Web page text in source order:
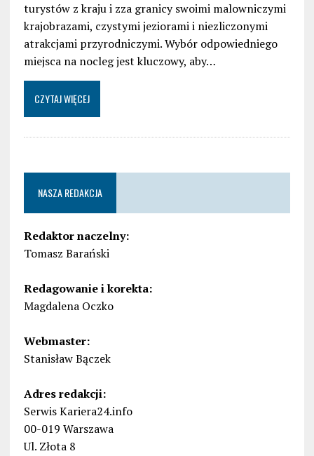
turystów z kraju i zza granicy swoimi malowniczymi
krajobrazami, czystymi jeziorami i niezliczonymi
atrakcjami przyrodniczymi. Wybór odpowiedniego
miejsca na nocleg jest kluczowy, aby…
CZYTAJ WIĘCEJ
NASZA REDAKCJA
Redaktor naczelny:
Tomasz Barański
Redagowanie i korekta:
Magdalena Oczko
Webmaster:
Stanisław Bączek
Adres redakcji:
Serwis Kariera24.info
00-019 Warszawa
Ul. Złota 8